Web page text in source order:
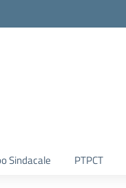
Sindacale PTPCT